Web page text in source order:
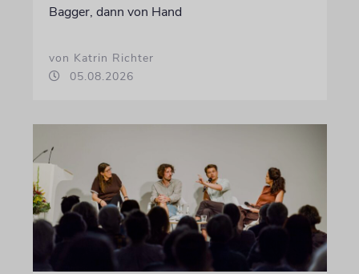
Bagger, dann von Hand
von Katrin Richter
05.08.2026